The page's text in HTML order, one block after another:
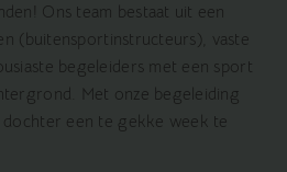
Ons team bestaat uit een
(buitensportinstructeurs), vaste
begeleiders met een sport
Met onze begeleiding
een te gekke week te